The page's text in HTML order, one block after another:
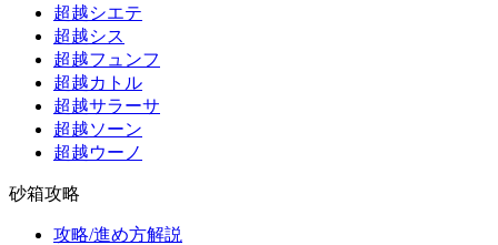
超越シエテ
超越シス
超越フュンフ
超越カトル
超越サラーサ
超越ソーン
超越ウーノ
砂箱攻略
攻略/進め方解説